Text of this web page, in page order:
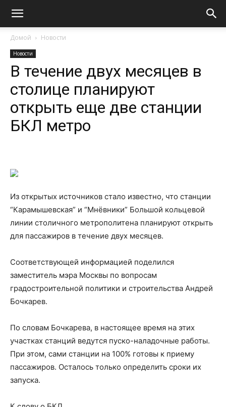
Домой Новости
Новости
В течение двух месяцев в
столице планируют
открыть еще две станции
БКЛ метро
Из открытых источников стало известно, что станции
“Карамышевская” и “Мнёвники” Большой кольцевой
линии столичного метрополитена планируют открыть
для пассажиров в течение двух месяцев.
Соответствующей информацией поделился
заместитель мэра Москвы по вопросам
градостроительной политики и строительства Андрей
Бочкарев.
По словам Бочкарева, в настоящее время на этих
участках станций ведутся пуско-наладочные работы.
При этом, сами станции на 100% готовы к приему
пассажиров. Осталось только определить сроки их
запуска.